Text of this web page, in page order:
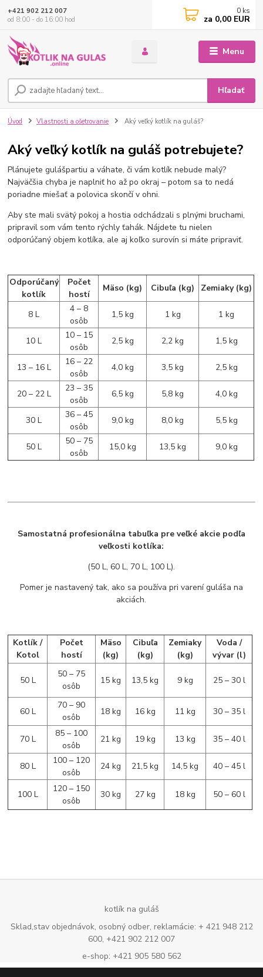
Menu
Hľadať
+421 902 212 007
od 8:00 - do 16:00 hod
0 ks
za 0,00 EUR
Úvod Vlastnosti a ošetrovanie Aký veľký kotlík na guláš?
Aký veľký kotlík na guláš potrebujete?
Plánujete gulášpartiu a váhate, či vám kotlík nebude malý?
Najväčšia chyba je naplniť ho až po okraj – potom sa to nedá
poriadne miešať a polovica skončí v ohni.
Aby ste mali svätý pokoj a hostia odchádzali s plnými bruchami,
pripravil som vám tento rýchly ťahák. Nájdete tu nielen
odporúčaný objem kotlíka, ale aj koľko surovín si máte pripraviť.
Odporúčaný
kotlík
Počet
hostí
Mäso (kg) Cibuľa (kg) Zemiaky (kg)
8 L
4 – 8
osôb
1,5 kg 1 kg 1 kg
10 L
10 – 15
osôb
2,5 kg 2,2 kg 1,5 kg
13 – 16 L
16 – 22
osôb
4,0 kg 3,5 kg 2,5 kg
20 – 22 L
23 – 35
osôb
6,5 kg 5,8 kg 4,0 kg
30 L
36 – 45
osôb
9,0 kg 8,0 kg 5,5 kg
50 L
50 – 75
osôb
15,0 kg 13,5 kg 9,0 kg
Samostatná profesionálna tabuľka pre veľké akcie podľa
veľkosti kotlíka:
(50 L, 60 L, 70 L, 100 L).
Pomer je nastavený tak, ako sa používa pri varení guláša na
akciách.
Kotlík /
Kotol
Počet
hostí
Mäso
(kg)
Cibuľa
(kg)
Zemiaky
(kg)
Voda /
vývar (l)
50 L
50 – 75
osôb
15 kg 13,5 kg 9 kg 25 – 30 l
60 L
70 – 90
osôb
18 kg 16 kg 11 kg 30 – 35 l
70 L
85 – 100
osôb
21 kg 19 kg 13 kg 35 – 40 l
80 L
100 – 120
osôb
24 kg 21,5 kg 14,5 kg 40 – 45 l
100 L
120 – 150
osôb
30 kg 27 kg 18 kg 50 – 60 l
kotlík na guláš
Sklad,stav objednávok, osobný odber, reklamácie: + 421 948 212
600, +421 902 212 007
e-shop: +421 905 580 562